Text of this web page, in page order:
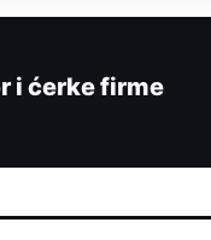
i ćerke firme